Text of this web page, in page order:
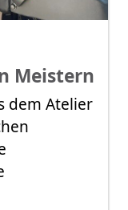
Meistern
dem Atelier